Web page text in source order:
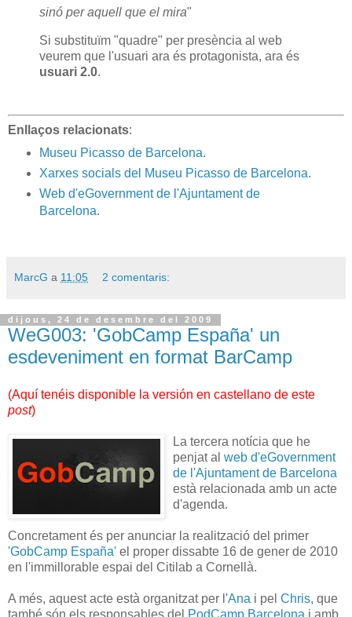
sinó per aquell que el mira"
Si substituïm "quadre" per presència al web
veurem que l'usuari ara és protagonista, ara és
usuari 2.0.
Enllaços relacionats:
Museu Picasso de Barcelona.
Xarxes socials del Museu Picasso de Barcelona.
Web d'eGovernment de l'Ajuntament de
Barcelona.
MarcG a 11:05 2 comentaris:
dijous, 24 de desembre del 2009
WeG003: 'GobCamp España' un
esdeveniment en format BarCamp
(Aquí tenéis disponible la versión en castellano de este
post)
La tercera notícia que he
penjat al web d'eGovernment
de l'Ajuntament de Barcelona
està relacionada amb un acte
d'agenda.
Concretament és per anunciar la realització del primer
'GobCamp España' el proper dissabte 16 de gener de 2010
en l'immillorable espai del Citilab a Cornellà.
A més, aquest acte està organitzat per l'Ana i pel Chris, que